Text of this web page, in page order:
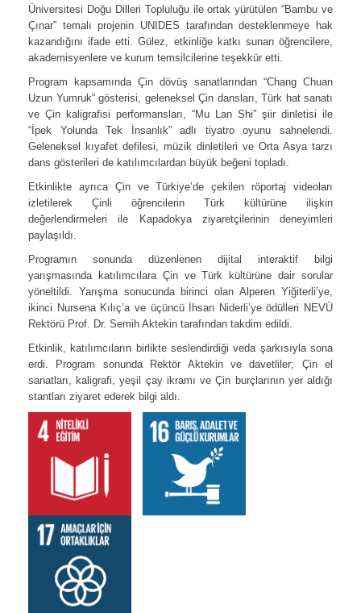
Üniversitesi Doğu Dilleri Topluluğu ile ortak yürütülen “Bambu ve
Çınar” temalı projenin UNIDES tarafından desteklenmeye hak
kazandığını ifade etti. Gülez, etkinliğe katkı sunan öğrencilere,
akademisyenlere ve kurum temsilcilerine teşekkür etti.
Program kapsamında Çin dövüş sanatlarından “Chang Chuan
Uzun Yumruk” gösterisi, geleneksel Çin dansları, Türk hat sanatı
ve Çin kaligrafisi performansları, “Mu Lan Shi” şiir dinletisi ile
“İpek Yolunda Tek İnsanlık” adlı tiyatro oyunu sahnelendi.
Geleneksel kıyafet defilesi, müzik dinletileri ve Orta Asya tarzı
dans gösterileri de katılımcılardan büyük beğeni topladı.
Etkinlikte ayrıca Çin ve Türkiye’de çekilen röportaj videoları
izletilerek Çinli öğrencilerin Türk kültürüne ilişkin
değerlendirmeleri ile Kapadokya ziyaretçilerinin deneyimleri
paylaşıldı.
Programın sonunda düzenlenen dijital interaktif bilgi
yarışmasında katılımcılara Çin ve Türk kültürüne dair sorular
yöneltildi. Yarışma sonucunda birinci olan Alperen Yiğiterli’ye,
ikinci Nursena Kılıç’a ve üçüncü İhsan Niderli’ye ödülleri NEVÜ
Rektörü Prof. Dr. Semih Aktekin tarafından takdim edildi.
Etkinlik, katılımcıların birlikte seslendirdiği veda şarkısıyla sona
erdi. Program sonunda Rektör Aktekin ve davetliler; Çin el
sanatları, kaligrafi, yeşil çay ikramı ve Çin burçlarının yer aldığı
stantları ziyaret ederek bilgi aldı.